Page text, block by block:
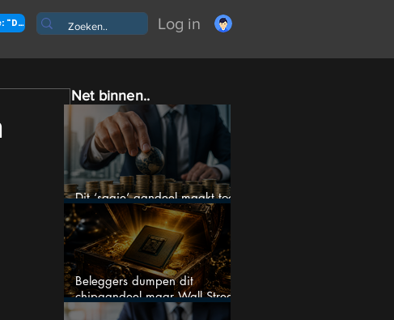
Profiteer nu van 50% korting met de kortingscode: "DANK" Log in
Net binnen..
Dit ‘saaie’ aandeel maakt toch
bizar veel winst
Beleggers dumpen dit
chipaandeel maar Wall Street
ziet een zeldzame koopkans